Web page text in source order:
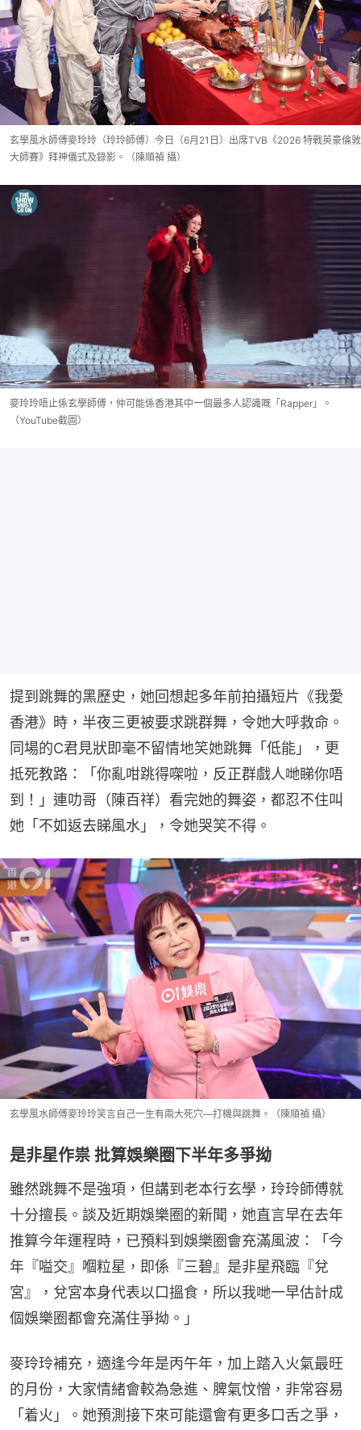
玄學風水師傅麥玲玲（玲玲師傅）今日（6月21日）出席TVB《2026 特戰英豪倫敦
大師賽》拜神儀式及錄影。（陳順禎 攝）
麥玲玲唔止係玄學師傅，仲可能係香港其中一個最多人認識嘅「Rapper」。
（YouTube截圖）
提到跳舞的黑歷史，她回想起多年前拍攝短片《我愛
香港》時，半夜三更被要求跳群舞，令她大呼救命。
同場的C君見狀即毫不留情地笑她跳舞「低能」，更
抵死教路：「你亂咁跳得㗎啦，反正群戲人哋睇你唔
到！」連叻哥（陳百祥）看完她的舞姿，都忍不住叫
她「不如返去睇風水」，令她哭笑不得。
玄學風水師傅麥玲玲笑言自己一生有兩大死穴—打機與跳舞。（陳順禎 攝）
是非星作祟 批算娛樂圈下半年多爭拗
雖然跳舞不是強項，但講到老本行玄學，玲玲師傅就
十分擅長。談及近期娛樂圈的新聞，她直言早在去年
推算今年運程時，已預料到娛樂圈會充滿風波：「今
年『嗌交』嗰粒星，即係『三碧』是非星飛臨『兌
宮』，兌宮本身代表以口搵食，所以我哋一早估計成
個娛樂圈都會充滿住爭拗。」
麥玲玲補充，適逢今年是丙午年，加上踏入火氣最旺
的月份，大家情緒會較為急進、脾氣忟憎，非常容易
「着火」。她預測接下來可能還會有更多口舌之爭，